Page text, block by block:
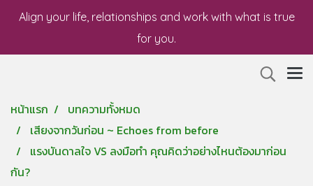
Align your life, relationships and work with what is true
for you.
หน้าแรก
บทความทั้งหมด
เสียงจากวันก่อน ~ Echoes from before
แรงบันดาลใจ VS ลงมือทำ คุณคิดว่าอย่างไหนต้องมาก่อน
กัน?